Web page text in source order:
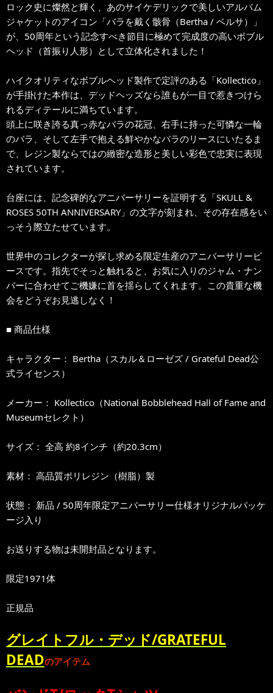
ロック史に燦然と輝く、あのサイケデリックで美しいアルバム
ジャケットのアイコン「バラを戴く骸骨（Bertha / ベルサ）」
が、50周年という記念すべき節目に極めて完成度の高いボブル
ヘッド（首振り人形）として立体化されました！
ハイクオリティなボブルヘッド製作で定評のある「Kollectico」
が手掛けた本作は、デッドヘッズなら誰もが一目で惹きつけら
れるディテールに満ちています。
頭上に咲き誇る真っ赤なバラの花冠、右手に持った可憐な一輪
のバラ、そして左手で抱える鮮やかなバラのリースにいたるま
で、レジン製ならではの緻密な造形と美しい彩色で忠実に表現
されています。
台座には、記念碑的なアニバーサリーを証明する「SKULL &
ROSES 50TH ANNIVERSARY」の文字が刻まれ、その存在感をい
っそう際立たせています。
世界中のコレクターが探し求める限定生産のアニバーサリーピ
ースです。指先でそっと触れると、お気に入りのジャム・ナン
バーに合わせてご機嫌に首を揺らしてくれます。この貴重な機
会をどうぞお見逃しなく！
■ 商品仕様
キャラクター： Bertha（スカル＆ローゼズ / Grateful Dead公
式ライセンス）
メーカー： Kollectico（National Bobblehead Hall of Fame and
Museumセレクト）
サイズ： 全高 約8インチ（約20.3cm）
素材： 高品質ポリレジン（樹脂）製
状態： 新品 / 50周年限定アニバーサリー仕様オリジナルパッケ
ージ入り
お送りする物は未開封品となります。
限定1971体
正規品
グレイトフル・デッド/GRATEFUL
DEADのアイテム